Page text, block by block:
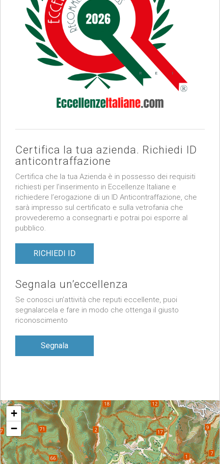
Certifica la tua azienda. Richiedi ID
anticontraffazione
Certifica che la tua Azienda è in possesso dei requisiti
richiesti per l’inserimento in Eccellenze Italiane e
richiedere l’erogazione di un ID Anticontraffazione, che
sarà impresso sul certificato e sulla vetrofania che
provvederemo a consegnarti e potrai poi esporre al
pubblico.
RICHIEDI ID
Segnala un’eccellenza
Se conosci un’attività che reputi eccellente, puoi
segnalarcela e fare in modo che ottenga il giusto
riconoscimento
Segnala